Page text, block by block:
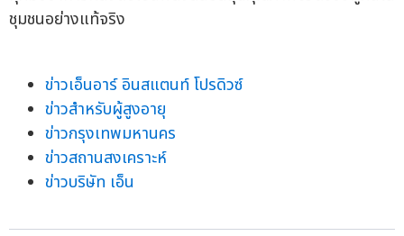
ชุมชนอย่างแท้จริง
ข่าวเอ็นอาร์ อินสแตนท์ โปรดิวซ์
ข่าวสำหรับผู้สูงอายุ
ข่าวกรุงเทพมหานคร
ข่าวสถานสงเคราะห์
ข่าวบริษัท เอ็น